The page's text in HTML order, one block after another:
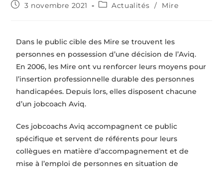
3 novembre 2021 Actualités / Mire
Dans le public cible des Mire se trouvent les
personnes en possession d’une décision de l’Aviq.
En 2006, les Mire ont vu renforcer leurs moyens pour
l’insertion professionnelle durable des personnes
handicapées. Depuis lors, elles disposent chacune
d’un jobcoach Aviq.
Ces jobcoachs Aviq accompagnent ce public
spécifique et servent de référents pour leurs
collègues en matière d’accompagnement et de
mise à l’emploi de personnes en situation de